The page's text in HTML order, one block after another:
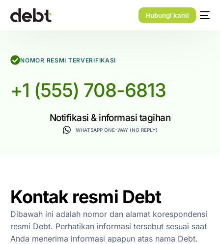
Hubungi kami
NOMOR RESMI TERVERIFIKASI
+1 (555) 708-6813
Notifikasi & informasi tagihan
WHATSAPP ONE-WAY (NO REPLY)
Kontak resmi Debt
Dibawah ini adalah nomor dan alamat korespondensi
resmi Debt. Perhatikan informasi tersebut sesuai saat
Anda menerima informasi apapun atas nama Debt.